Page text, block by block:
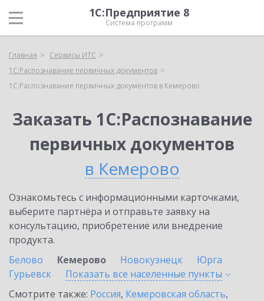
1С:Предприятие 8
Система программ
Главная
Сервисы ИТС
1С:Распознавание первичных документов
1С:Распознавание первичных документов в Кемерово
Заказать 1С:Распознавание
первичных документов
в Кемерово
Ознакомьтесь с информационными карточками,
выберите партнёра и отправьте заявку на
консультацию, приобретение или внедрение
продукта.
Белово
Кемерово Новокузнецк
Юрга
Гурьевск
Показать все населенные пункты
Смотрите также: Россия, Кемеровская область,